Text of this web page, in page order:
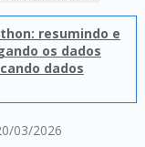
03/2026
resumindo e
os dados
dados